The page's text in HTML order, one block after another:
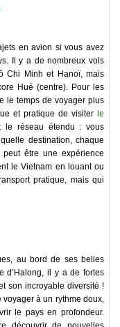
en avion si vous avez
Il y a de nombreux vols
Chi Minh et Hanoï, mais
Hué (centre). Pour les
le temps de voyager plus
et pratique de visiter le
le réseau étendu : vous
destination, chaque
être une expérience
le Vietnam en louant ou
pratique, mais qui
au bord de ses belles
d’Halong, il y a de fortes
son incroyable diversité !
voyager à un rythme doux,
le pays en profondeur.